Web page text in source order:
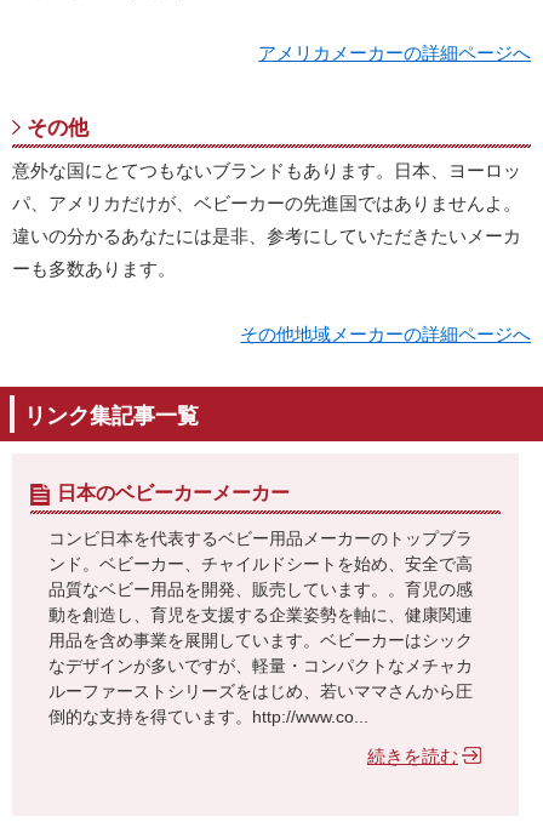
アメリカメーカーの詳細ページへ
その他
意外な国にとてつもないブランドもあります。日本、ヨーロッ
パ、アメリカだけが、ベビーカーの先進国ではありませんよ。
違いの分かるあなたには是非、参考にしていただきたいメーカ
ーも多数あります。
その他地域メーカーの詳細ページへ
リンク集記事一覧
日本のベビーカーメーカー
コンビ日本を代表するベビー用品メーカーのトップブラ
ンド。ベビーカー、チャイルドシートを始め、安全で高
品質なベビー用品を開発、販売しています。。育児の感
動を創造し、育児を支援する企業姿勢を軸に、健康関連
用品を含め事業を展開しています。ベビーカーはシック
なデザインが多いですが、軽量・コンパクトなメチャカ
ルーファーストシリーズをはじめ、若いママさんから圧
倒的な支持を得ています。http://www.co...
続きを読む